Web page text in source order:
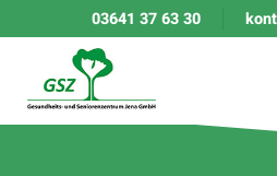
03641 37 63 30